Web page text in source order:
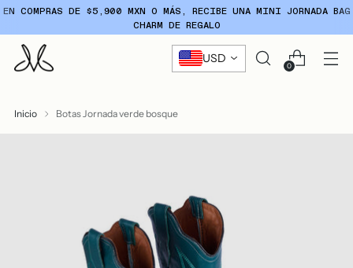
ENVÍO GRATIS EN ÓRDENES+4000 MXN
USD
0
Inicio Botas Jornada verde bosque